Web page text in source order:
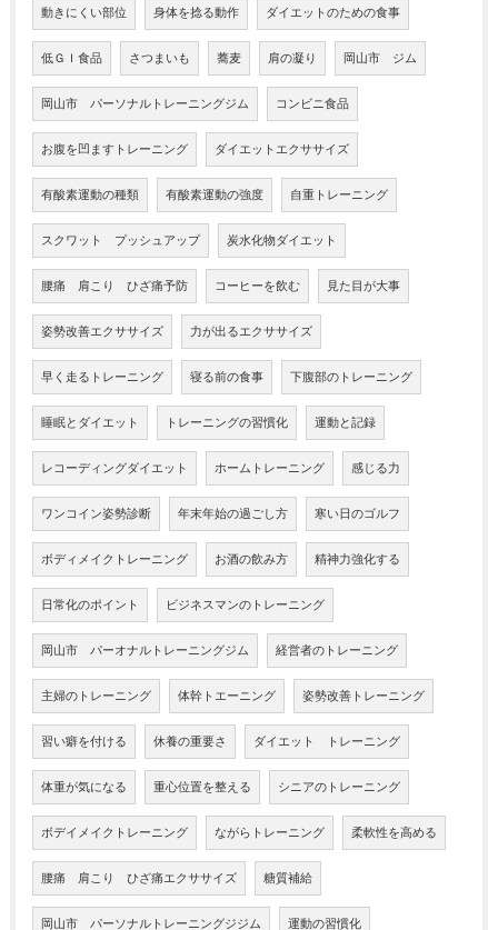
動きにくい部位 身体を捻る動作 ダイエットのための食事
低ＧＩ食品 さつまいも 蕎麦 肩の凝り 岡山市 ジム
岡山市 パーソナルトレーニングジム コンビニ食品
お腹を凹ますトレーニング ダイエットエクササイズ
有酸素運動の種類 有酸素運動の強度 自重トレーニング
スクワット プッシュアップ 炭水化物ダイエット
腰痛 肩こり ひざ痛予防 コーヒーを飲む 見た目が大事
姿勢改善エクササイズ 力が出るエクササイズ
早く走るトレーニング 寝る前の食事 下腹部のトレーニング
睡眠とダイエット トレーニングの習慣化 運動と記録
レコーディングダイエット ホームトレーニング 感じる力
ワンコイン姿勢診断 年末年始の過ごし方 寒い日のゴルフ
ボディメイクトレーニング お酒の飲み方 精神力強化する
日常化のポイント ビジネスマンのトレーニング
岡山市 パーオナルトレーニングジム 経営者のトレーニング
主婦のトレーニング 体幹トエーニング 姿勢改善トレーニング
習い癖を付ける 休養の重要さ ダイエット トレーニング
体重が気になる 重心位置を整える シニアのトレーニング
ボデイメイクトレーニング ながらトレーニング 柔軟性を高める
腰痛 肩こり ひざ痛エクササイズ 糖質補給
岡山市 パーソナルトレーニングジジム 運動の習慣化